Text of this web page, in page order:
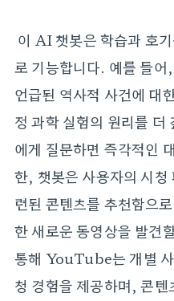
이 AI 챗봇은 학습과 호
로 기능합니다. 예를 들
언급된 역사적 사건에 대
정 과학 실험의 원리를
에게 질문하면 즉각적인
한, 챗봇은 사용자의 시
련된 콘텐츠를 추천함으
한 새로운 동영상을 발견
통해 YouTube는 개별
청 경험을 제공하며, 콘텐